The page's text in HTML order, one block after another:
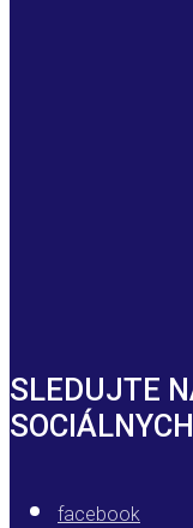
SLEDUJTE
facebook